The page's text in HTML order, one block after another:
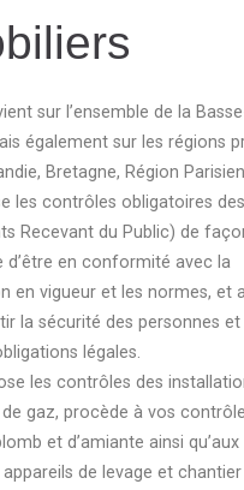
sur l’ensemble de la
également sur les régions
Bretagne, Région
les contrôles obligatoires
Recevant du Public) de
d’être en conformité avec la
en vigueur et les normes, et
la sécurité des personnes et
légales.
les contrôles des
gaz, procède à vos
et d’amiante ainsi qu’aux
de levage et